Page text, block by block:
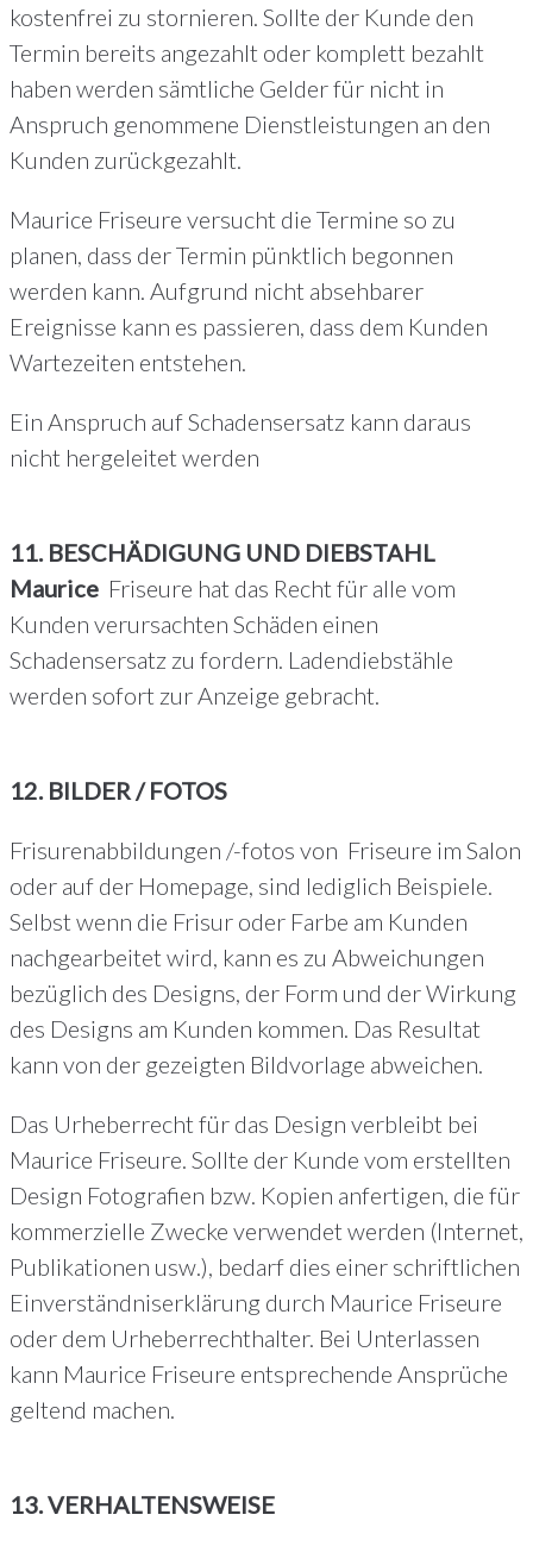
kostenfrei zu stornieren. Sollte der Kunde den
Termin bereits angezahlt oder komplett bezahlt
haben werden sämtliche Gelder für nicht in
Anspruch genommene Dienstleistungen an den
Kunden zurückgezahlt.
Maurice Friseure versucht die Termine so zu
planen, dass der Termin pünktlich begonnen
werden kann. Aufgrund nicht absehbarer
Ereignisse kann es passieren, dass dem Kunden
Wartezeiten entstehen.
Ein Anspruch auf Schadensersatz kann daraus
nicht hergeleitet werden
11. BESCHÄDIGUNG UND DIEBSTAHL
Maurice Friseure hat das Recht für alle vom
Kunden verursachten Schäden einen
Schadensersatz zu fordern. Ladendiebstähle
werden sofort zur Anzeige gebracht.
12. BILDER / FOTOS
Frisurenabbildungen /-fotos von Friseure im Salon
oder auf der Homepage, sind lediglich Beispiele.
Selbst wenn die Frisur oder Farbe am Kunden
nachgearbeitet wird, kann es zu Abweichungen
bezüglich des Designs, der Form und der Wirkung
des Designs am Kunden kommen. Das Resultat
kann von der gezeigten Bildvorlage abweichen.
Das Urheberrecht für das Design verbleibt bei
Maurice Friseure. Sollte der Kunde vom erstellten
Design Fotografien bzw. Kopien anfertigen, die für
kommerzielle Zwecke verwendet werden (Internet,
Publikationen usw.), bedarf dies einer schriftlichen
Einverständniserklärung durch Maurice Friseure
oder dem Urheberrechthalter. Bei Unterlassen
kann Maurice Friseure entsprechende Ansprüche
geltend machen.
13. VERHALTENSWEISE